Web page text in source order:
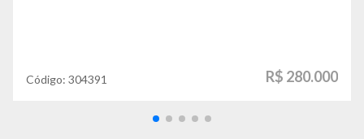
Código: 304391 R$ 280.000